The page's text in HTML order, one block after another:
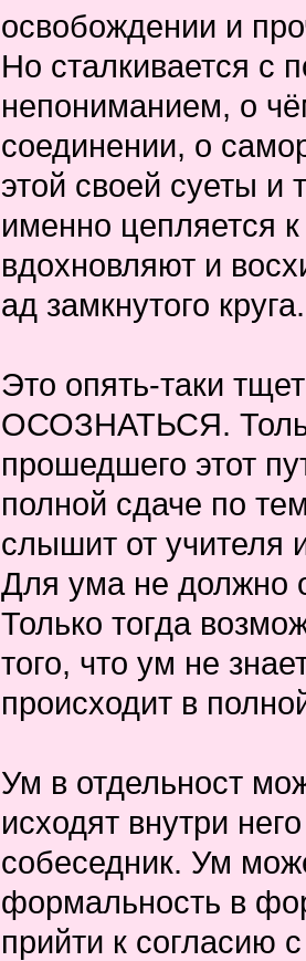
освобождении и
Но сталкивается с
непониманием, о
соединении, о
этой своей суеты и
именно цепляется
вдохновляют и
ад замкнутого
Это опять-таки
ОСОЗНАТЬСЯ.
прошедшего этот
полной сдаче по
слышит от учителя
Для ума не должно
Только тогда
того, что ум не
происходит в
Ум в отдельност
исходят внутри
собеседник. Ум
формальность в
прийти к согласию